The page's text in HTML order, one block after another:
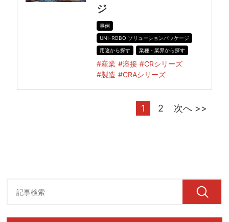
ジ
事例
UNI-ROBO ソリューションパッケージ
用途から探す
業種・業界から探す
#産業 #溶接 #CRシリーズ
#製造 #CRAシリーズ
1 2 次へ >>